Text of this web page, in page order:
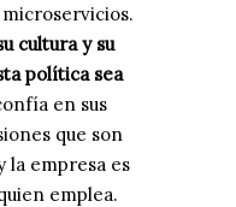
cultura y su
política sea
en sus
que son
la empresa es
emplea.